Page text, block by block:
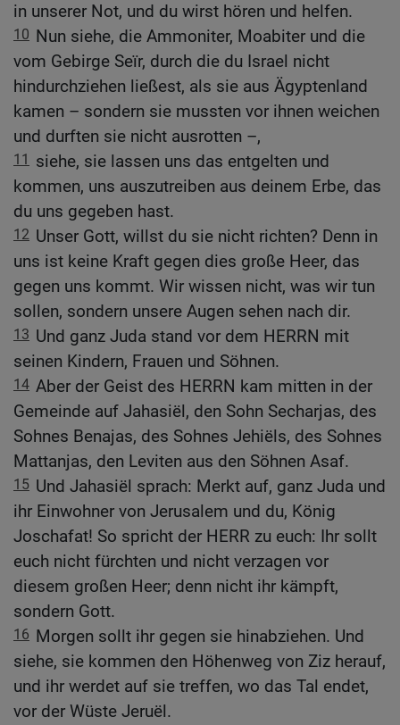
in unserer Not, und du wirst hören und helfen.
10 Nun siehe, die Ammoniter, Moabiter und die
vom Gebirge Seïr, durch die du Israel nicht
hindurchziehen ließest, als sie aus Ägyptenland
kamen – sondern sie mussten vor ihnen weichen
und durften sie nicht ausrotten –,
11
siehe, sie lassen uns das entgelten und
kommen, uns auszutreiben aus deinem Erbe, das
du uns gegeben hast.
12 Unser Gott, willst du sie nicht richten? Denn in
uns ist keine Kraft gegen dies große Heer, das
gegen uns kommt. Wir wissen nicht, was wir tun
sollen, sondern unsere Augen sehen nach dir.
13 Und ganz Juda stand vor dem HERRN mit
seinen Kindern, Frauen und Söhnen.
14 Aber der Geist des HERRN kam mitten in der
Gemeinde auf Jahasiël, den Sohn Secharjas, des
Sohnes Benajas, des Sohnes Jehiëls, des Sohnes
Mattanjas, den Leviten aus den Söhnen Asaf.
15 Und Jahasiël sprach: Merkt auf, ganz Juda und
ihr Einwohner von Jerusalem und du, König
Joschafat! So spricht der HERR zu euch: Ihr sollt
euch nicht fürchten und nicht verzagen vor
diesem großen Heer; denn nicht ihr kämpft,
sondern Gott.
16 Morgen sollt ihr gegen sie hinabziehen. Und
siehe, sie kommen den Höhenweg von Ziz herauf,
und ihr werdet auf sie treffen, wo das Tal endet,
vor der Wüste Jeruël.